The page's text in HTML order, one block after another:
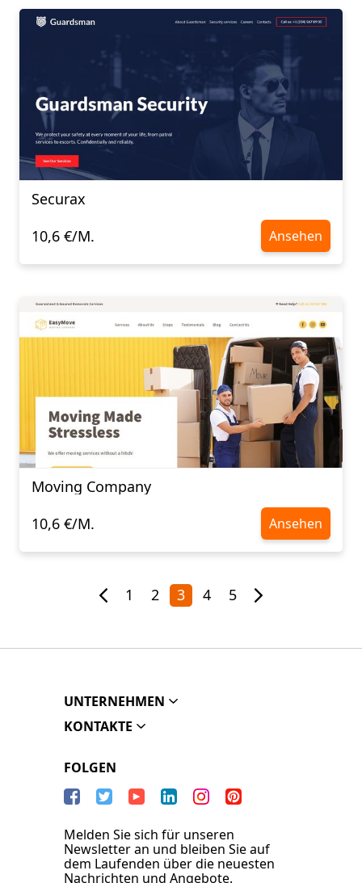
Securax
10,6 €/M.
Ansehen
Moving Company
10,6 €/M.
Ansehen
1 2 3 4 5
UNTERNEHMEN
KONTAKTE
FOLGEN
Melden Sie sich für unseren
Newsletter an und bleiben Sie auf
dem Laufenden über die neuesten
Nachrichten und Angebote.